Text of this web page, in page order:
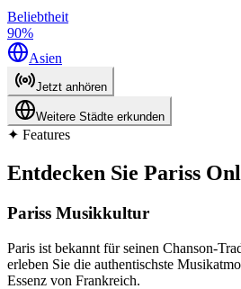
Beliebtheit
90%
Asien
Jetzt anhören
Weitere Städte erkunden
✦ Features
Entdecken Sie Pariss
Pariss Musikkultur
Paris ist bekannt für seinen Chanson-
erleben Sie die authentischste
Essenz von Frankreich.